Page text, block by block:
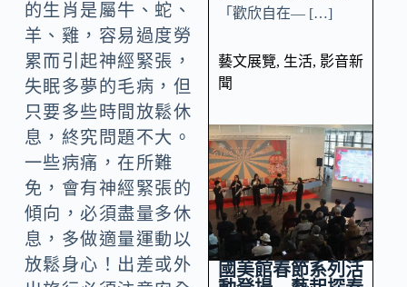
的生肖是屬牛、蛇、
羊、雞，容易過度勞
累而引起神經緊張，
失眠多夢的毛病，但
只要多些時間放鬆休
息，終究問題不大。
一些病痛，在所難
免，會有神經緊張的
傾向，必須盡量多休
息，多做適量運動以
放鬆身心！出差或外
「歡欣自在— […]
藝文展覽, 生活, 影音新
聞
國美館春節系列活